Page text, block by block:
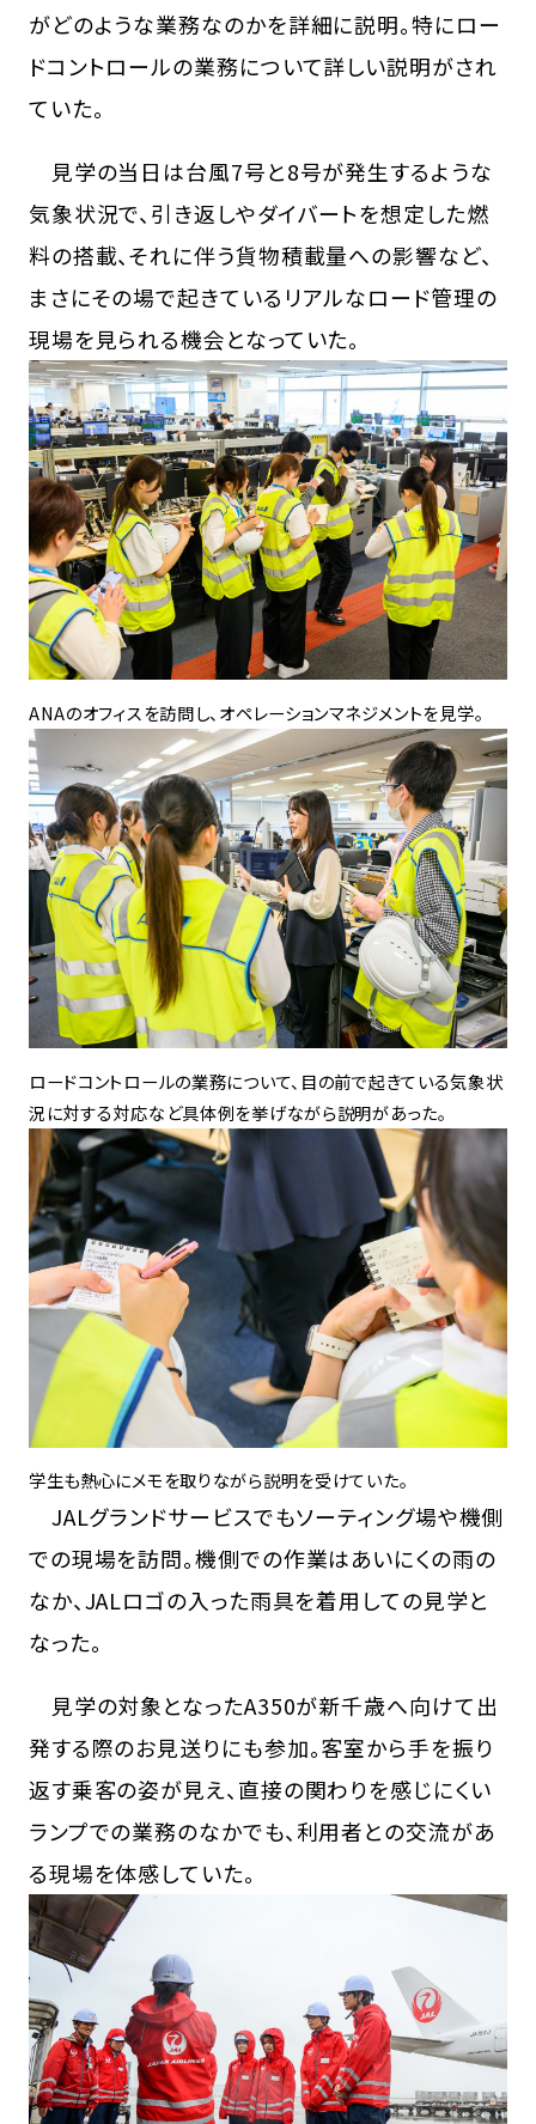
がどのような業務なのかを詳細に説明。特にロー
ドコントロールの業務について詳しい説明がされ
ていた。
見学の当日は台風7号と8号が発生するような
気象状況で、引き返しやダイバートを想定した燃
料の搭載、それに伴う貨物積載量への影響など、
まさにその場で起きているリアルなロード管理の
現場を見られる機会となっていた。
ANAのオフィスを訪問し、オペレーションマネジメントを見学。
ロードコントロールの業務について、目の前で起きている気象状
況に対する対応など具体例を挙げながら説明があった。
学生も熱心にメモを取りながら説明を受けていた。
JALグランドサービスでもソーティング場や機側
での現場を訪問。機側での作業はあいにくの雨の
なか、JALロゴの入った雨具を着用しての見学と
なった。
見学の対象となったA350が新千歳へ向けて出
発する際のお見送りにも参加。客室から手を振り
返す乗客の姿が見え、直接の関わりを感じにくい
ランプでの業務のなかでも、利用者との交流があ
る現場を体感していた。